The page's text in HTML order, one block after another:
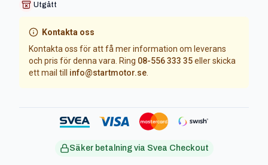
Utgått
Kontakta oss
Kontakta oss för att få mer information om leverans
och pris för denna vara. Ring 08-556 333 35eller skicka
ett mail till
info@startmotor.se
Säker betalning via Svea Checkout